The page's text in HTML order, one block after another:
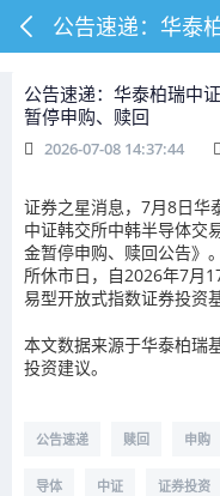
公告速递：华泰柏瑞中
暂停申购、赎回
2026-07-08 14:37:44
证券之星消息，7月8日华
中证韩交所中韩半导体交
金暂停申购、赎回公告》
所休市日，自2026年7月
易型开放式指数证券投资
本文数据来源于华泰柏瑞
投资建议。
公告速递 赎回 申购
导体 中证 证券投资